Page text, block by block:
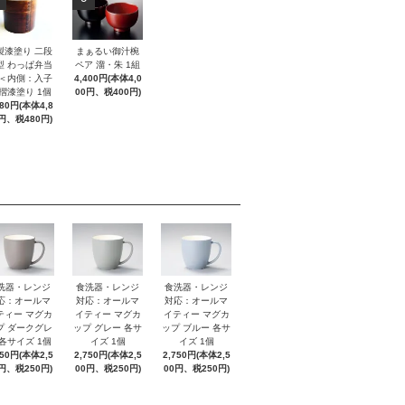
漆塗り 二段
わっぱ弁当
内側：入子
漆塗り 1個
円(本体4,8
、税480円)
まぁるい御汁椀
ペア 溜・朱 1組
4,400円(本体4,0
00円、税400円)
器・レンジ
：オールマ
ィー マグカ
ダークグレ
サイズ 1個
円(本体2,5
、税250円)
食洗器・レンジ
対応：オールマ
イティー マグカ
ップ グレー 各サ
イズ 1個
2,750円(本体2,5
00円、税250円)
食洗器・レンジ
対応：オールマ
イティー マグカ
ップ ブルー 各サ
イズ 1個
2,750円(本体2,5
00円、税250円)